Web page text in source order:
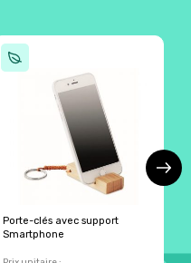
Porte-clés avec support
Smartphone